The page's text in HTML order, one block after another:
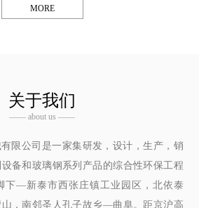
MORE
关于我们
—— about us ——
限公司是一家集研发，设计，生产，销
备和玻璃钢系列产品的综合性环保工程
下—新泰市西张庄镇工业园区，北依泰
，南邻圣人孔子故乡—曲阜。距京沪高